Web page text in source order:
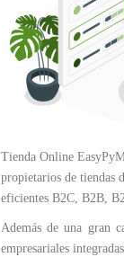
Tienda Online
propietarios de tiendas
eficientes B2C, B2B,
Además de una gran
empresariales